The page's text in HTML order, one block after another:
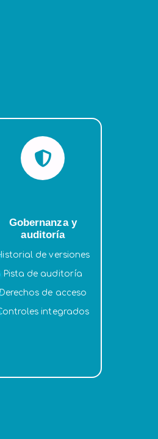
Gobernanza y
auditoría
de versiones
Pista de auditoría
de acceso
integrados